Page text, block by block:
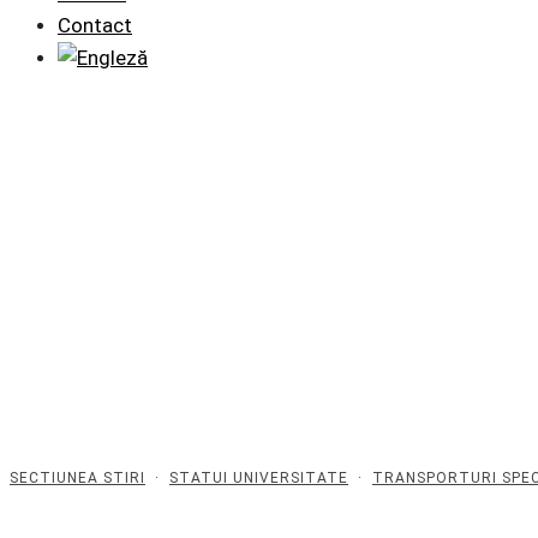
Contact
SECTIUNEA STIRI · STATUI UNIVERSITATE · TRANSPORTURI